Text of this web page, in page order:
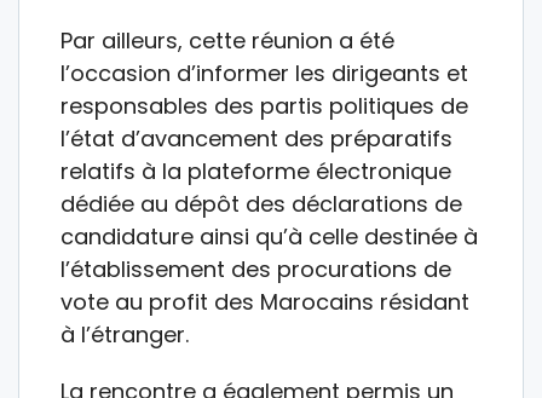
Par ailleurs, cette réunion a été
l’occasion d’informer les dirigeants et
responsables des partis politiques de
l’état d’avancement des préparatifs
relatifs à la plateforme électronique
dédiée au dépôt des déclarations de
candidature ainsi qu’à celle destinée à
l’établissement des procurations de
vote au profit des Marocains résidant
à l’étranger.
La rencontre a également permis un